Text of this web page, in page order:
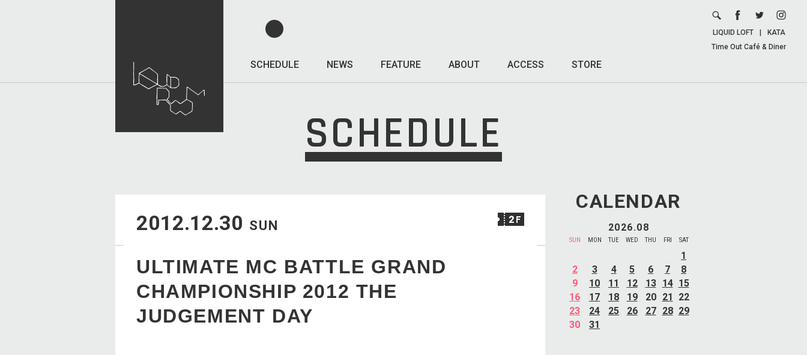
SCHEDULE NEWS FEATURE ABOUT ACCESS STORE
LIQUID LOFT
KATA
Time Out Café & Diner
SCHEDULE
CALENDAR
2026.08
SUN MON TUE WED THU FRI SAT
1
2
3 4 5 6 7
8
9
10 11 12 13 14 15
16
17 18 19 20 21
22
23
24 25 26 27 28 29
30
31
2012.12.30 SUN
ULTIMATE MC BATTLE GRAND
CHAMPIONSHIP 2012 THE
JUDGEMENT DAY